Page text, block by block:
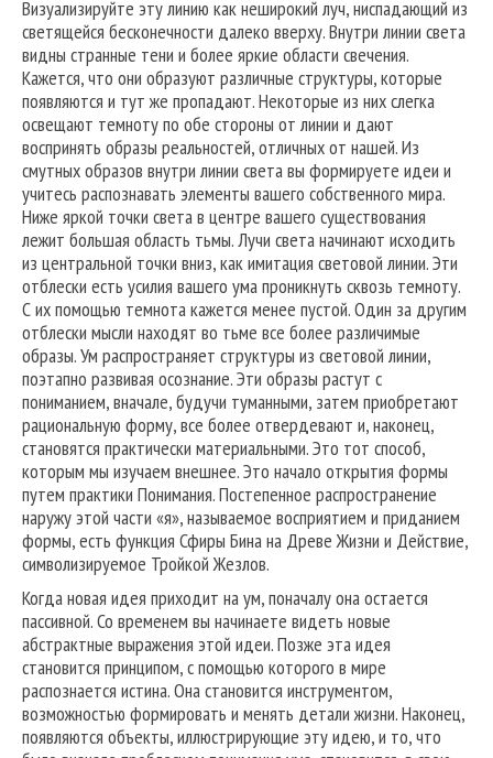
Визуализируйте эту линию как неширокий луч, ниспадающий из
светящейся бесконечности далеко вверху. Внутри линии света
видны странные тени и более яркие области свечения.
Кажется, что они образуют различные структуры, которые
появляются и тут же пропадают. Некоторые из них слегка
освещают темноту по обе стороны от линии и дают
воспринять образы реальностей, отличных от нашей. Из
смутных образов внутри линии света вы формируете идеи и
учитесь распознавать элементы вашего собственного мира.
Ниже яркой точки света в центре вашего существования
лежит большая область тьмы. Лучи света начинают исходить
из центральной точки вниз, как имитация световой линии. Эти
отблески есть усилия вашего ума проникнуть сквозь темноту.
С их помощью темнота кажется менее пустой. Один за другим
отблески мысли находят во тьме все более различимые
образы. Ум распространяет структуры из световой линии,
поэтапно развивая осознание. Эти образы растут с
пониманием, вначале, будучи туманными, затем приобретают
рациональную форму, все более отвердевают и, наконец,
становятся практически материальными. Это тот способ,
которым мы изучаем внешнее. Это начало открытия формы
путем практики Понимания. Постепенное распространение
наружу этой части «я», называемое восприятием и приданием
формы, есть функция Сфиры Бина на Древе Жизни и Действие,
символизируемое Тройкой Жезлов.
Когда новая идея приходит на ум, поначалу она остается
пассивной. Со временем вы начинаете видеть новые
абстрактные выражения этой идеи. Позже эта идея
становится принципом, с помощью которого в мире
распознается истина. Она становится инструментом,
возможностью формировать и менять детали жизни. Наконец,
появляются объекты, иллюстрирующие эту идею, и то, что